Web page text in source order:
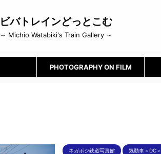
ビバトレインどっとこむ
～ Michio Watabiki's Train Gallery ～
PHOTOGRAPHY ON FILM
ネガポジ鉄道写真館 気動車＜DC＞